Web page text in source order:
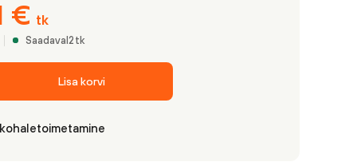
€ tk
Saadaval 2 tk
Lisa korvi